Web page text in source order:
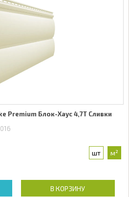
Premium Блок-Хаус 4,7Т Сливки
шт м²
В КОРЗИНУ